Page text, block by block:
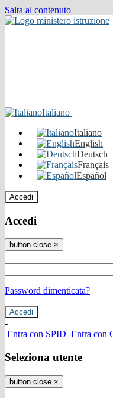
Salta al contenuto
Italiano
Italiano
English
Deutsch
Français
Español
Accedi
Accedi
button close ×
Password dimenticata?
-
Entra con SPID Entra con
Seleziona utente
button close ×